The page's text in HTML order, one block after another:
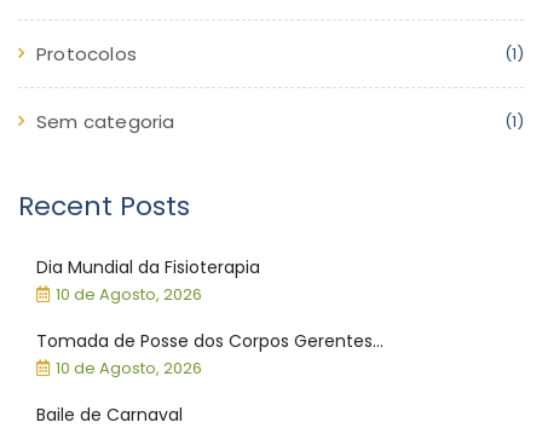
Protocolos (1)
Sem categoria (1)
Recent Posts
Dia Mundial da Fisioterapia
10 de Agosto, 2026
Tomada de Posse dos Corpos Gerentes...
10 de Agosto, 2026
Baile de Carnaval